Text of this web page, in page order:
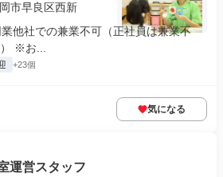
市早良区西新
他社での兼業不可（正社員は兼業不
※お...
+23個
気になる
運営スタッフ